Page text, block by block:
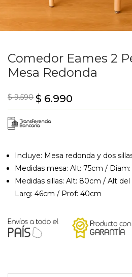
Comedor Eames 2
Mesa Redonda
$9.590 $ 6.990
Incluye: Mesa redonda y dos
Medidas mesa: Alt: 75cm /
Medidas sillas: Alt: 80cm / Alt
Larg: 46cm / Prof: 40cm